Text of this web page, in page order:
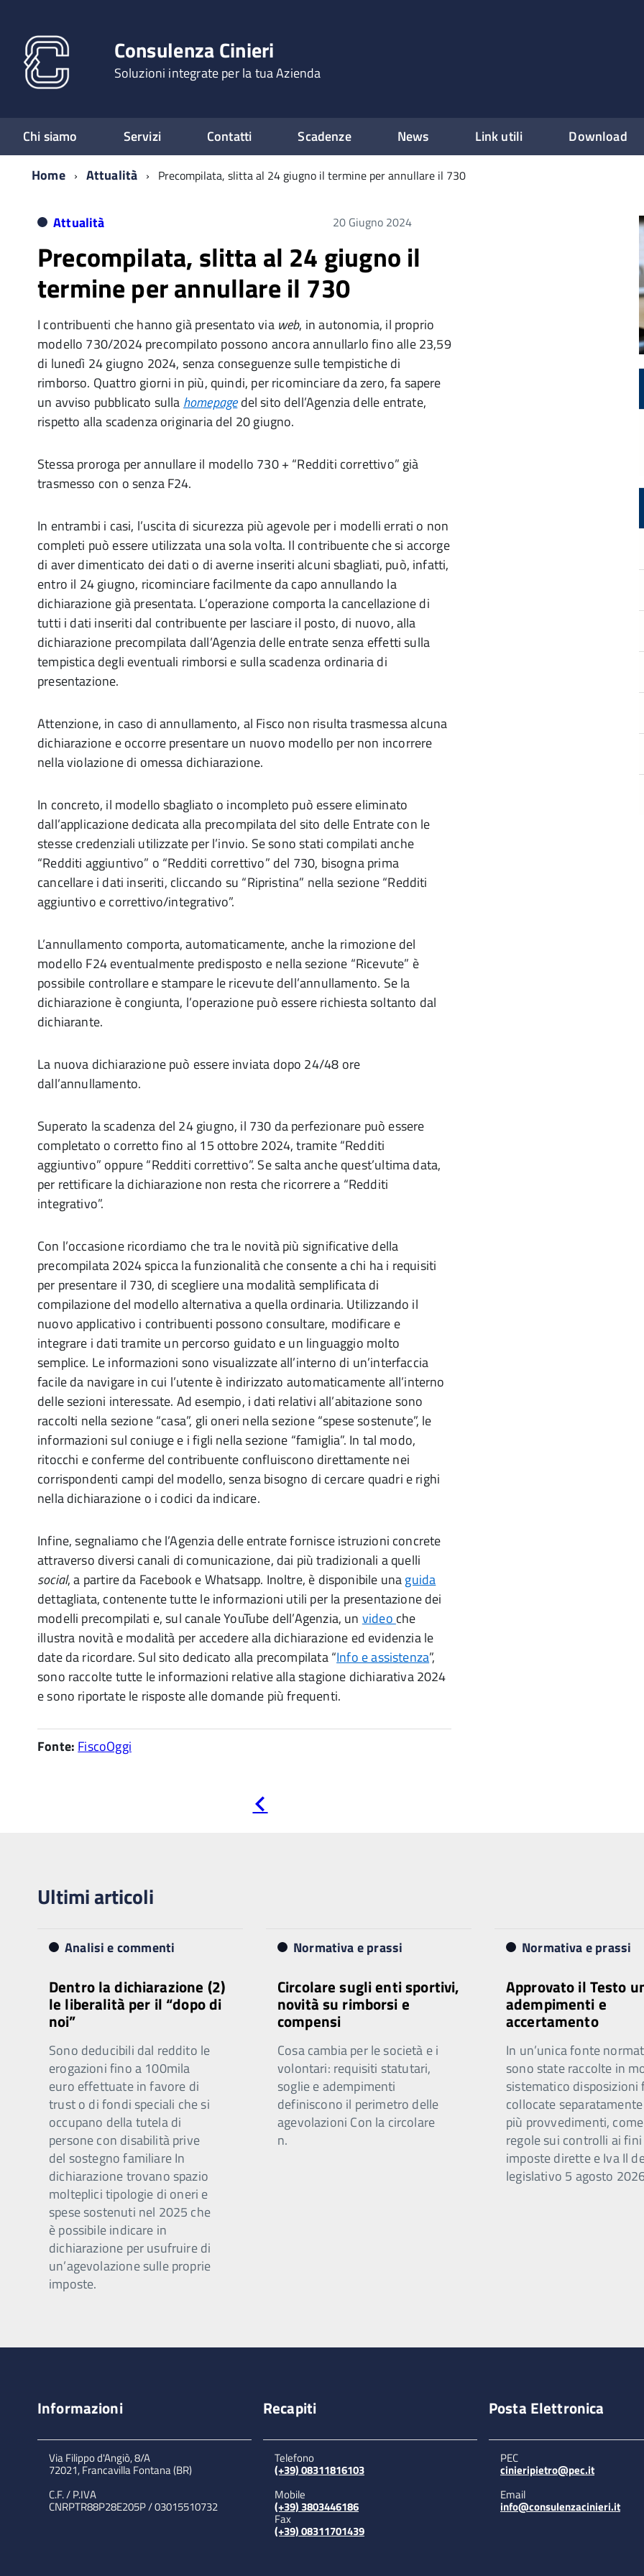
Consulenza Cinieri
Soluzioni integrate per la tua Azienda
Chi siamo Servizi Contatti Scadenze News Link utili Download
Home
Attualità Precompilata, slitta al 24 giugno il termine per annullare il 730
Attualità 20 Giugno 2024
Precompilata, slitta al 24 giugno il
termine per annullare il 730
I contribuenti che hanno già presentato via web, in autonomia, il proprio
modello 730/2024 precompilato possono ancora annullarlo fino alle 23,59
di lunedì 24 giugno 2024, senza conseguenze sulle tempistiche di
rimborso. Quattro giorni in più, quindi, per ricominciare da zero, fa sapere
un avviso pubblicato sulla homepagedel sito dell’Agenzia delle entrate,
rispetto alla scadenza originaria del 20 giugno.
Stessa proroga per annullare il modello 730 + “Redditi correttivo” già
trasmesso con o senza F24.
In entrambi i casi, l’uscita di sicurezza più agevole per i modelli errati o non
completi può essere utilizzata una sola volta. Il contribuente che si accorge
di aver dimenticato dei dati o di averne inseriti alcuni sbagliati, può, infatti,
entro il 24 giugno, ricominciare facilmente da capo annullando la
dichiarazione già presentata. L’operazione comporta la cancellazione di
tutti i dati inseriti dal contribuente per lasciare il posto, di nuovo, alla
dichiarazione precompilata dall’Agenzia delle entrate senza effetti sulla
tempistica degli eventuali rimborsi e sulla scadenza ordinaria di
presentazione.
Attenzione, in caso di annullamento, al Fisco non risulta trasmessa alcuna
dichiarazione e occorre presentare un nuovo modello per non incorrere
nella violazione di omessa dichiarazione.
In concreto, il modello sbagliato o incompleto può essere eliminato
dall’applicazione dedicata alla precompilata del sito delle Entrate con le
stesse credenziali utilizzate per l’invio. Se sono stati compilati anche
“Redditi aggiuntivo” o “Redditi correttivo” del 730, bisogna prima
cancellare i dati inseriti, cliccando su “Ripristina” nella sezione “Redditi
aggiuntivo e correttivo/integrativo”.
L’annullamento comporta, automaticamente, anche la rimozione del
modello F24 eventualmente predisposto e nella sezione “Ricevute” è
possibile controllare e stampare le ricevute dell’annullamento. Se la
dichiarazione è congiunta, l’operazione può essere richiesta soltanto dal
dichiarante.
La nuova dichiarazione può essere inviata dopo 24/48 ore
dall’annullamento.
Superato la scadenza del 24 giugno, il 730 da perfezionare può essere
completato o corretto fino al 15 ottobre 2024, tramite “Redditi
aggiuntivo” oppure “Redditi correttivo”. Se salta anche quest’ultima data,
per rettificare la dichiarazione non resta che ricorrere a “Redditi
integrativo”.
Con l’occasione ricordiamo che tra le novità più significative della
precompilata 2024 spicca la funzionalità che consente a chi ha i requisiti
per presentare il 730, di scegliere una modalità semplificata di
compilazione del modello alternativa a quella ordinaria. Utilizzando il
nuovo applicativo i contribuenti possono consultare, modificare e
integrare i dati tramite un percorso guidato e un linguaggio molto
semplice. Le informazioni sono visualizzate all’interno di un’interfaccia
facile da navigare in cui l’utente è indirizzato automaticamente all’interno
delle sezioni interessate. Ad esempio, i dati relativi all’abitazione sono
raccolti nella sezione “casa”, gli oneri nella sezione “spese sostenute”, le
informazioni sul coniuge e i figli nella sezione “famiglia”. In tal modo,
ritocchi e conferme del contribuente confluiscono direttamente nei
corrispondenti campi del modello, senza bisogno di cercare quadri e righi
nella dichiarazione o i codici da indicare.
Infine, segnaliamo che l’Agenzia delle entrate fornisce istruzioni concrete
attraverso diversi canali di comunicazione, dai più tradizionali a quelli
social, a partire da Facebook e Whatsapp. Inoltre, è disponibile unaguida
dettagliata, contenente tutte le informazioni utili per la presentazione dei
modelli precompilati e, sul canale YouTube dell’Agenzia, un video che
illustra novità e modalità per accedere alla dichiarazione ed evidenzia le
date da ricordare. Sul sito dedicato alla precompilata “Info e assistenza”,
sono raccolte tutte le informazioni relative alla stagione dichiarativa 2024
e sono riportate le risposte alle domande più frequenti.
Fonte: FiscoOggi
precedente
Ultimi articoli
Analisi e commenti
Dentro la dichiarazione (2)
le liberalità per il “dopo di
noi”
Sono deducibili dal reddito le
erogazioni fino a 100mila
euro effettuate in favore di
trust o di fondi speciali che si
occupano della tutela di
persone con disabilità prive
del sostegno familiare In
dichiarazione trovano spazio
molteplici tipologie di oneri e
spese sostenuti nel 2025 che
è possibile indicare in
dichiarazione per usufruire di
un’agevolazione sulle proprie
imposte.
Normativa e prassi
Circolare sugli enti sportivi,
novità su rimborsi e
compensi
Cosa cambia per le società e i
volontari: requisiti statutari,
soglie e adempimenti
definiscono il perimetro delle
agevolazioni Con la circolare
n.
Normativa e prassi
Approvato il Testo
adempimenti e
accertamento
In un’unica fonte
sono state raccolte in
sistematico disposizioni
collocate
più provvedimenti,
regole sui controlli ai
imposte dirette e Iva Il
legislativo 5 agosto
Informazioni
Via Filippo d'Angiò, 8/A
72021, Francavilla Fontana (BR)
C.F. / P.IVA
CNRPTR88P28E205P / 03015510732
Recapiti
Telefono
(+39) 08311816103
Mobile
(+39) 3803446186
Fax
(+39) 08311701439
Posta Elettronica
PEC
cinieripietro@pec.it
Email
info@consulenzacinieri.it